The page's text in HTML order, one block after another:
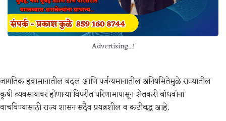
Advertising...!
जागतिक हवामानातील बदल आणि पर्जन्यमानातील अनियमितेमुळे राज्यातील
कृषी व्यवसायावर होणाऱ्या विपरीत परिणामापासून शेतकरी बांधवांना
वाचविण्यासाठी राज्य शासन सदैव प्रयत्नशील व कटीबद्ध आहे.